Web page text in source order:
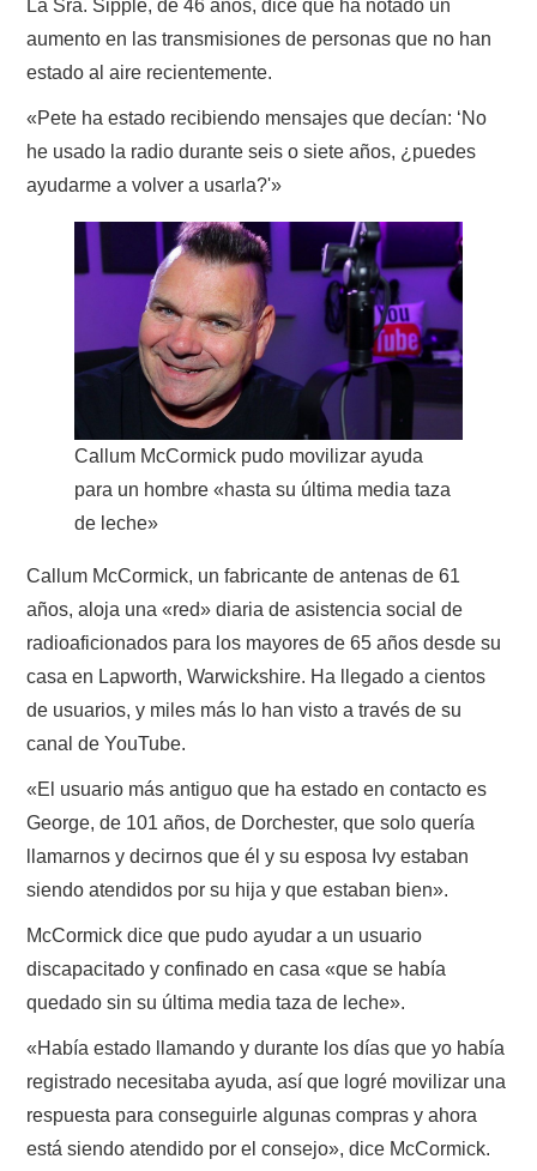
La Sra. Sipple, de 46 años, dice que ha notado un
aumento en las transmisiones de personas que no han
estado al aire recientemente.
«Pete ha estado recibiendo mensajes que decían: ‘No
he usado la radio durante seis o siete años, ¿puedes
ayudarme a volver a usarla?'»
Callum McCormick pudo movilizar ayuda
para un hombre «hasta su última media taza
de leche»
Callum McCormick, un fabricante de antenas de 61
años, aloja una «red» diaria de asistencia social de
radioaficionados para los mayores de 65 años desde su
casa en Lapworth, Warwickshire. Ha llegado a cientos
de usuarios, y miles más lo han visto a través de su
canal de YouTube.
«El usuario más antiguo que ha estado en contacto es
George, de 101 años, de Dorchester, que solo quería
llamarnos y decirnos que él y su esposa Ivy estaban
siendo atendidos por su hija y que estaban bien».
McCormick dice que pudo ayudar a un usuario
discapacitado y confinado en casa «que se había
quedado sin su última media taza de leche».
«Había estado llamando y durante los días que yo había
registrado necesitaba ayuda, así que logré movilizar una
respuesta para conseguirle algunas compras y ahora
está siendo atendido por el consejo», dice McCormick.